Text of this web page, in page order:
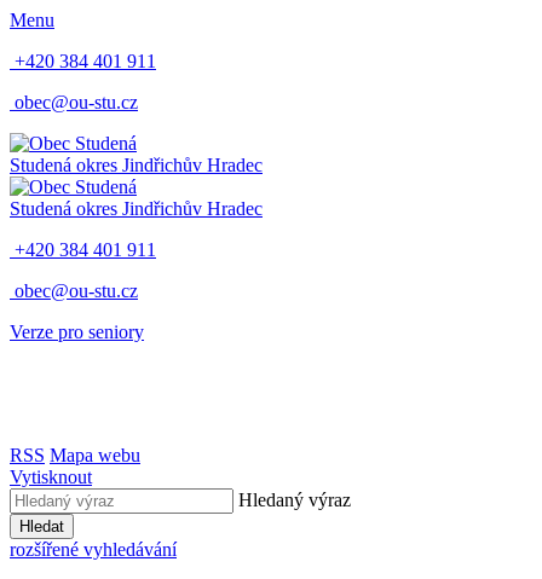
Menu
+420 384 401 911
obec@ou-stu.cz
Studená okres Jindřichův Hradec
Studená okres Jindřichův Hradec
+420 384 401 911
obec@ou-stu.cz
Verze pro seniory
RSS Mapa webu
Vytisknout
Hledaný výraz
Hledat
rozšířené vyhledávání